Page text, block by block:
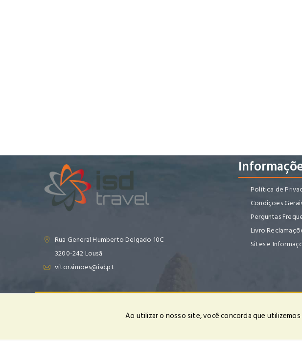
Rua General Humberto Delgado 10C
3200-242 Lousã
vitor.simoes@isd.pt
Política de
Condições
Perguntas
Livro
Sites e
Ao utilizar o nosso site, você concorda que